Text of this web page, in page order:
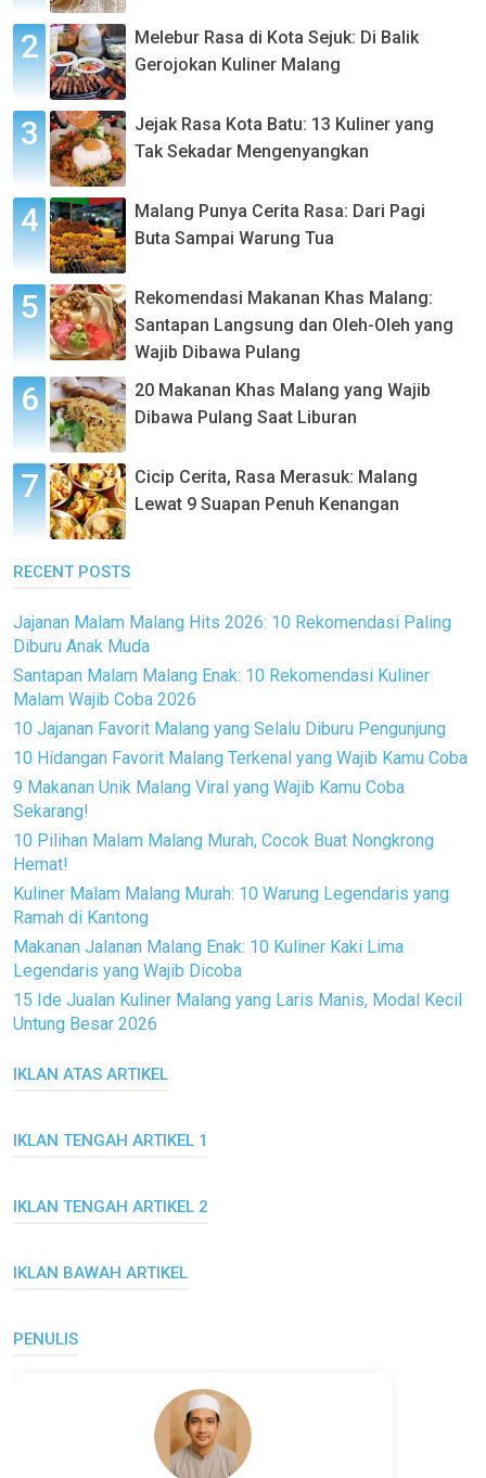
Melebur Rasa di Kota Sejuk: Di Balik
Gerojokan Kuliner Malang
Jejak Rasa Kota Batu: 13 Kuliner yang
Tak Sekadar Mengenyangkan
Malang Punya Cerita Rasa: Dari Pagi
Buta Sampai Warung Tua
Rekomendasi Makanan Khas Malang:
Santapan Langsung dan Oleh-Oleh yang
Wajib Dibawa Pulang
20 Makanan Khas Malang yang Wajib
Dibawa Pulang Saat Liburan
Cicip Cerita, Rasa Merasuk: Malang
Lewat 9 Suapan Penuh Kenangan
RECENT POSTS
Jajanan Malam Malang Hits 2026: 10 Rekomendasi Paling
Diburu Anak Muda
Santapan Malam Malang Enak: 10 Rekomendasi Kuliner
Malam Wajib Coba 2026
10 Jajanan Favorit Malang yang Selalu Diburu Pengunjung
10 Hidangan Favorit Malang Terkenal yang Wajib Kamu Coba
9 Makanan Unik Malang Viral yang Wajib Kamu Coba
Sekarang!
10 Pilihan Malam Malang Murah, Cocok Buat Nongkrong
Hemat!
Kuliner Malam Malang Murah: 10 Warung Legendaris yang
Ramah di Kantong
Makanan Jalanan Malang Enak: 10 Kuliner Kaki Lima
Legendaris yang Wajib Dicoba
15 Ide Jualan Kuliner Malang yang Laris Manis, Modal Kecil
Untung Besar 2026
IKLAN ATAS ARTIKEL
IKLAN TENGAH ARTIKEL 1
IKLAN TENGAH ARTIKEL 2
IKLAN BAWAH ARTIKEL
PENULIS